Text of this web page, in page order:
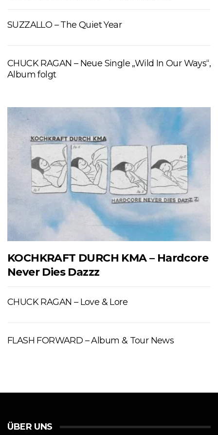
SUZZALLO – The Quiet Year
CHUCK RAGAN – Neue Single „Wild In Our Ways“,
Album folgt
KOCHKRAFT DURCH KMA – Hardcore
Never Dies Dazzz
CHUCK RAGAN – Love & Lore
FLASH FORWARD – Album & Tour News
ÜBER UNS